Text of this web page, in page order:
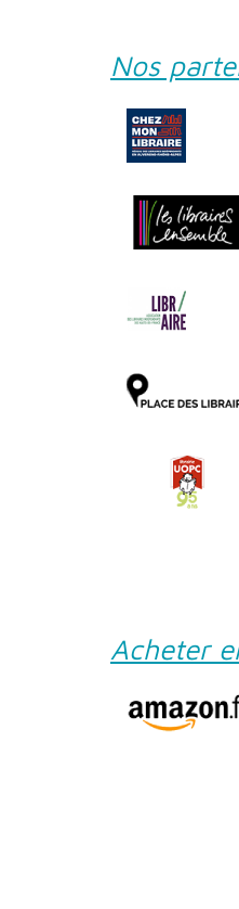
Nos
Acheter